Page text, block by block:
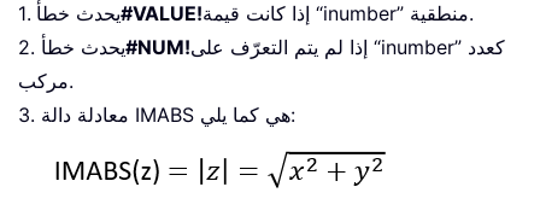
1. يحدث خطأ#VALUE!
إذا كانت قيمة “inumber” منطقية.
2. يحدث خطأ#NUM!إذا لم يتم التعرّف على “inumber” كعدد
مركب.
3. معادلة دالة IMABS هي كما يلي: